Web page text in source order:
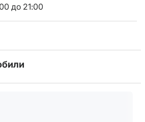
до 21:00